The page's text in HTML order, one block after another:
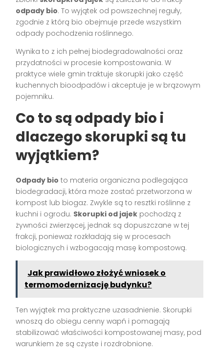
odpady bio. To wyjątek od powszechnej reguły,
zgodnie z którą bio obejmuje przede wszystkim
odpady pochodzenia roślinnego.
Wynika to z ich pełnej biodegradowalności oraz
przydatności w procesie kompostowania. W
praktyce wiele gmin traktuje skorupki jako część
kuchennych bioodpadów i akceptuje je w brązowym
pojemniku.
Co to są odpady bio i
dlaczego skorupki są tu
wyjątkiem?
Odpady bio to materia organiczna podlegająca
biodegradacji, która może zostać przetworzona w
kompost lub biogaz. Zwykle są to resztki roślinne z
kuchni i ogrodu. Skorupki od jajek pochodzą z
żywności zwierzęcej, jednak są dopuszczane w tej
frakcji, ponieważ rozkładają się w procesach
biologicznych i wzbogacają masę kompostową.
Jak prawidłowo złożyć wniosek o
termomodernizację budynku?
Ten wyjątek ma praktyczne uzasadnienie. Skorupki
wnoszą do obiegu cenny wapń i pomagają
stabilizować właściwości kompostowanej masy, pod
warunkiem że są czyste i rozdrobnione.